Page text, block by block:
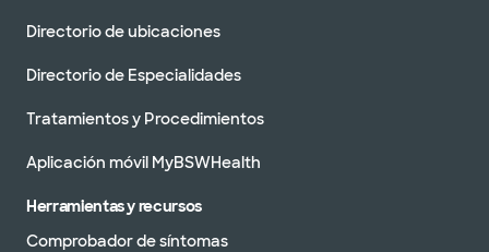
Directorio de ubicaciones
Directorio de Especialidades
Tratamientos y Procedimientos
Aplicación móvil MyBSWHealth
Herramientas y recursos
Comprobador de síntomas